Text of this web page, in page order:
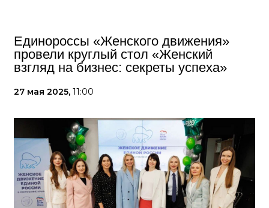
Единороссы «Женского движения»
провели круглый стол «Женский
взгляд на бизнес: секреты успеха»
27 мая 2025, 11:00